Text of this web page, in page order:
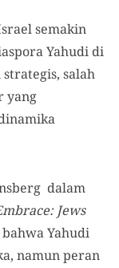
semakin
Yahudi di
salah
yang
dalam
Jews
Yahudi
namun peran